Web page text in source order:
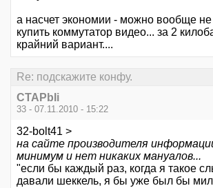
а насчет экономии - можно вообще не
купить коммутатор видео... за 2
крайний вариант....
Re: подскажите конфу.
CTAPbIi
33 - 07.11.2010 - 15:22
32-bolt41 >
на сайте производителя
минимум и нет никаких мануалов...
"если бы каждый раз, когда я такое
давали шеккель, я бы уже был бы